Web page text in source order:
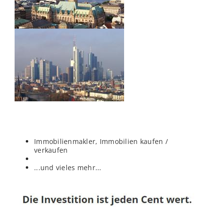
Immobilienmakler, Immobilien kaufen /
verkaufen
...und vieles mehr...